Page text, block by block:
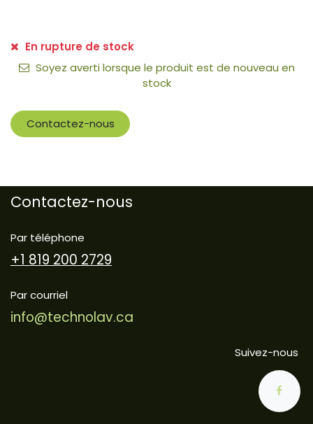
En rupture de stock
Soyez averti lorsque le produit est de nouveau en
stock
Contactez-nous
Contactez-nous
Par téléphone
+1 819 200 2729
Par courriel
info@technolav.ca
Suivez-nous